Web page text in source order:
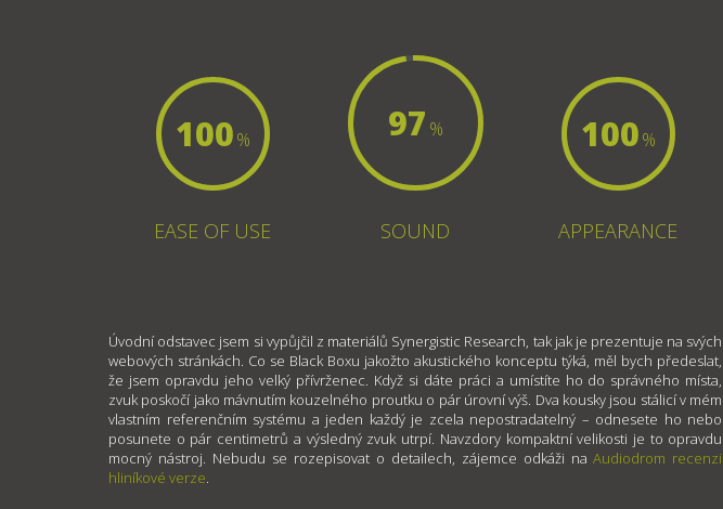
100%
EASE OF USE
97 %
SOUND
100%
APPEARANCE
Úvodní odstavec jsem si vypůjčil z materiálů Synergistic Research, tak jak je prezentuje na svých
webových stránkách. Co se Black Boxu jakožto akustického konceptu týká, měl bych předeslat,
že jsem opravdu jeho velký přívrženec. Když si dáte práci a umístíte ho do správného místa,
zvuk poskočí jako mávnutím kouzelného proutku o pár úrovní výš. Dva kousky jsou stálicí v mém
vlastním referenčním systému a jeden každý je zcela nepostradatelný – odnesete ho nebo
posunete o pár centimetrů a výsledný zvuk utrpí. Navzdory kompaktní velikosti je to opravdu
mocný nástroj. Nebudu se rozepisovat o detailech, zájemce odkáži naAudiodrom recenzi
hliníkové verze.